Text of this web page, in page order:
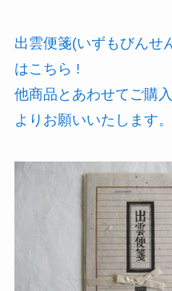
出雲便箋(いずもびんせ
はこちら !
他商品とあわせてご購
よりお願いいたします。